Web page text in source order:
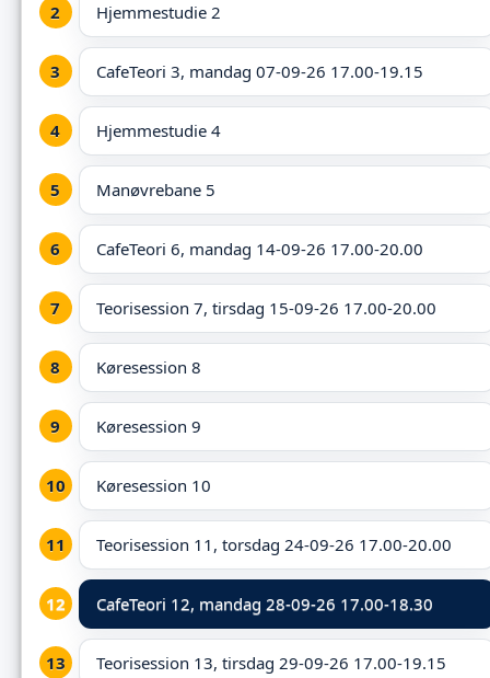
Hjemmestudie 2
CafeTeori 3, mandag 07-09-26 17.00-19.15
Hjemmestudie 4
Manøvrebane 5
CafeTeori 6, mandag 14-09-26 17.00-20.00
Teorisession 7, tirsdag 15-09-26 17.00-20.00
Køresession 8
Køresession 9
Køresession 10
Teorisession 11, torsdag 24-09-26 17.00-20.00
CafeTeori 12, mandag 28-09-26 17.00-18.30
Teorisession 13, tirsdag 29-09-26 17.00-19.15